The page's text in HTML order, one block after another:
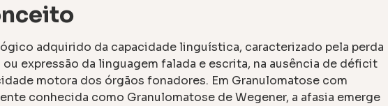
adquirido da capacidade linguística, caracterizado pela perda
expressão da linguagem falada e escrita, na ausência de déficit
motora dos órgãos fonadores. Em Granulomatose com
conhecida como Granulomatose de Wegener, a afasia emerge